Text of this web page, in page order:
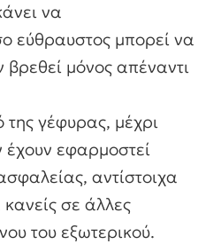
να
εύθραυστος μπορεί να
μόνος απέναντι
γέφυρας, μέχρι
εφαρμοστεί
αντίστοιχα
σε άλλες
του εξωτερικού.